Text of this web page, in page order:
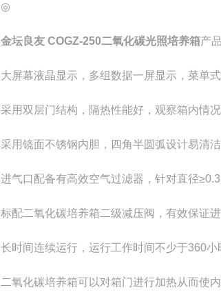
◎
金坛良友 COGZ-250二氧化碳光照培养箱产
大屏幕液晶显示，多组数据一屏显示，菜单
采用双层门结构，隔热性能好，观察箱内情
采用镜面不锈钢内胆，四角半圆弧设计易清
进气口配备有高效空气过滤器，针对直径
标配二氧化碳培养箱二级减压阀，有效保证进
长时间连续运行，运行工作时间不少于360小
二氧化碳培养箱可以对箱门进行加热从而使